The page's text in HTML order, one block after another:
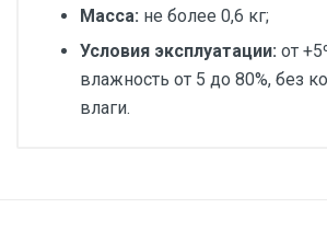
Масса: не более 0,6 кг;
Условия эксплуатации: от
влажность от 5 до 80%, без
влаги.